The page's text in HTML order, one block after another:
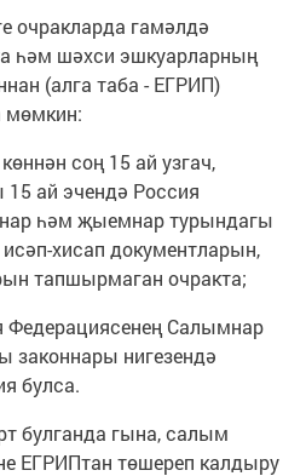
очракларда гамәлдә
һәм шәхси эшкуарларның
(алга таба - ЕГРИП)
мөмкин:
соң 15 ай узгач,
ай эчендә Россия
һәм җыемнар турындагы
хисап документларын,
тапшырмаган очракта;
Салымнар
нигезендә
булса.
булганда гына, салым
ЕГРИПтан төшереп калдыру